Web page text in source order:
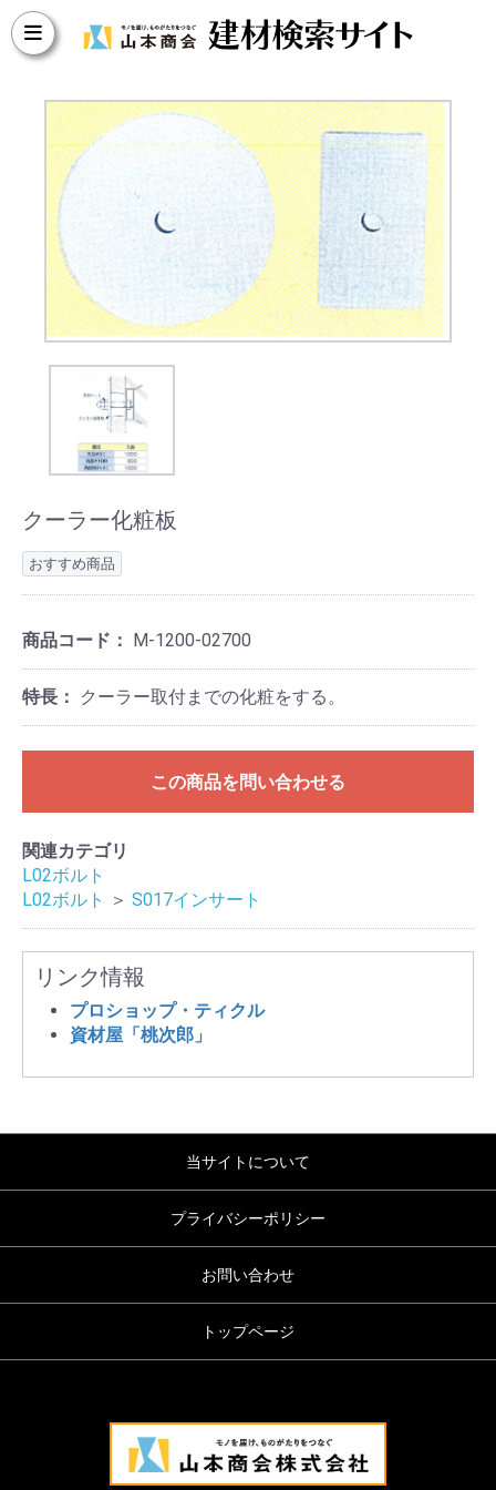
クーラー化粧板
おすすめ商品
商品コード： M-1200-02700
特長： クーラー取付までの化粧をする。
この商品を問い合わせる
関連カテゴリ
L02ボルト
L02ボルト
＞ S017インサート
リンク情報
プロショップ・ティクル
資材屋「桃次郎」
当サイトについて
プライバシーポリシー
お問い合わせ
トップページ